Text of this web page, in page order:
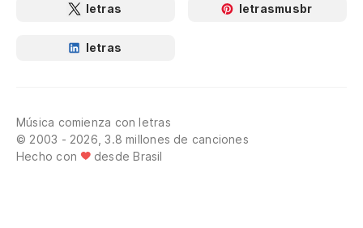
letras letrasmusbr
letras
Música comienza con letras
© 2003 - 2026, 3.8 millones de canciones
Hecho con
desde Brasil